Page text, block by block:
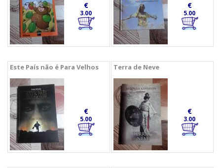
€
3.00
€
5.00
Este País não é Para Velhos
€
5.00
Terra de Neve
€
3.00